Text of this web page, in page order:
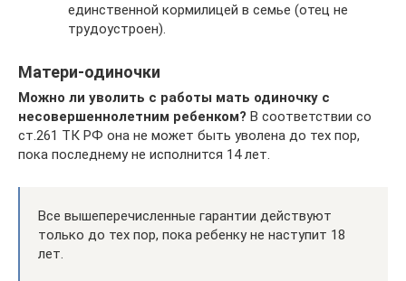
единственной кормилицей в семье (отец не
трудоустроен).
Матери-одиночки
Можно ли уволить с работы мать одиночку с
несовершеннолетним ребенком? В соответствии со
ст.261 ТК РФ она не может быть уволена до тех пор,
пока последнему не исполнится 14 лет.
Все вышеперечисленные гарантии действуют
только до тех пор, пока ребенку не наступит 18
лет.